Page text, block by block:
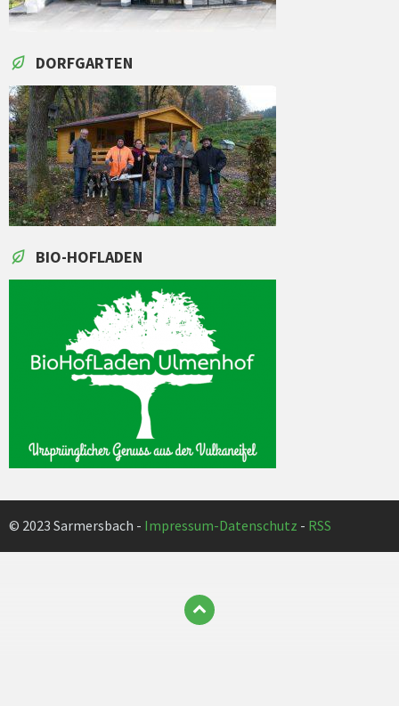
DORFGARTEN
BIO-HOFLADEN
© 2023 Sarmersbach - Impressum-Datenschutz - RSS